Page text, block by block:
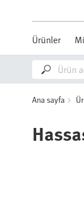
Ürünler
Ana sayfa